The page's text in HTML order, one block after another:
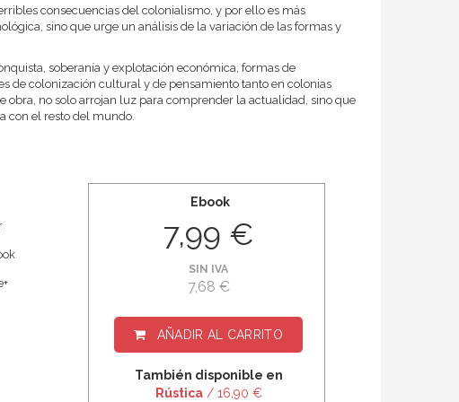
consecuencias del colonialismo, y por ello es más
sino que urge un análisis de la variación de las formas y
soberanía y explotación económica, formas de
de colonización cultural y de pensamiento tanto en colonias
obra, no solo arrojan luz para comprender la actualidad, sino que
con el resto del mundo.
Ebook
7,99 €
SIN IVA
7,68 €
AÑADIR AL CARRITO
También disponible en
Rústica/ 16,90 €